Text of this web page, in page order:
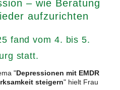
– wie Beratung
aufzurichten
fand vom 4. bis 5.
statt.
"Depressionen mit EMDR
steigern" hielt Frau